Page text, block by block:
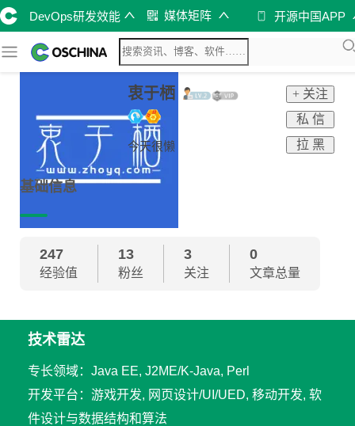
DevOps研发效能 媒体矩阵 开源中国APP
衷于栖
今天很懒
+ 关注
私 信
拉 黑
基础信息
247
经验值
13
粉丝
3
关注
0
文章总量
技术雷达
专长领域：Java EE, J2ME/K-Java, Perl
开发平台：游戏开发, 网页设计/UI/UED, 移动开发, 软
件设计与数据结构和算法